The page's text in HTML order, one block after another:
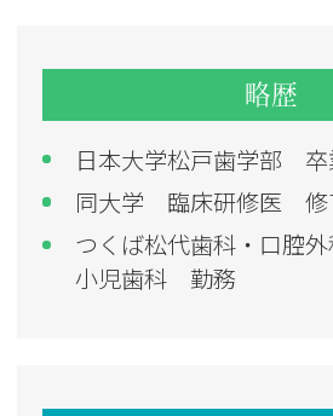
略歴
日本大学松戸歯学部 卒
同大学 臨床研修医 修
つくば松代歯科・口腔外
小児歯科 勤務